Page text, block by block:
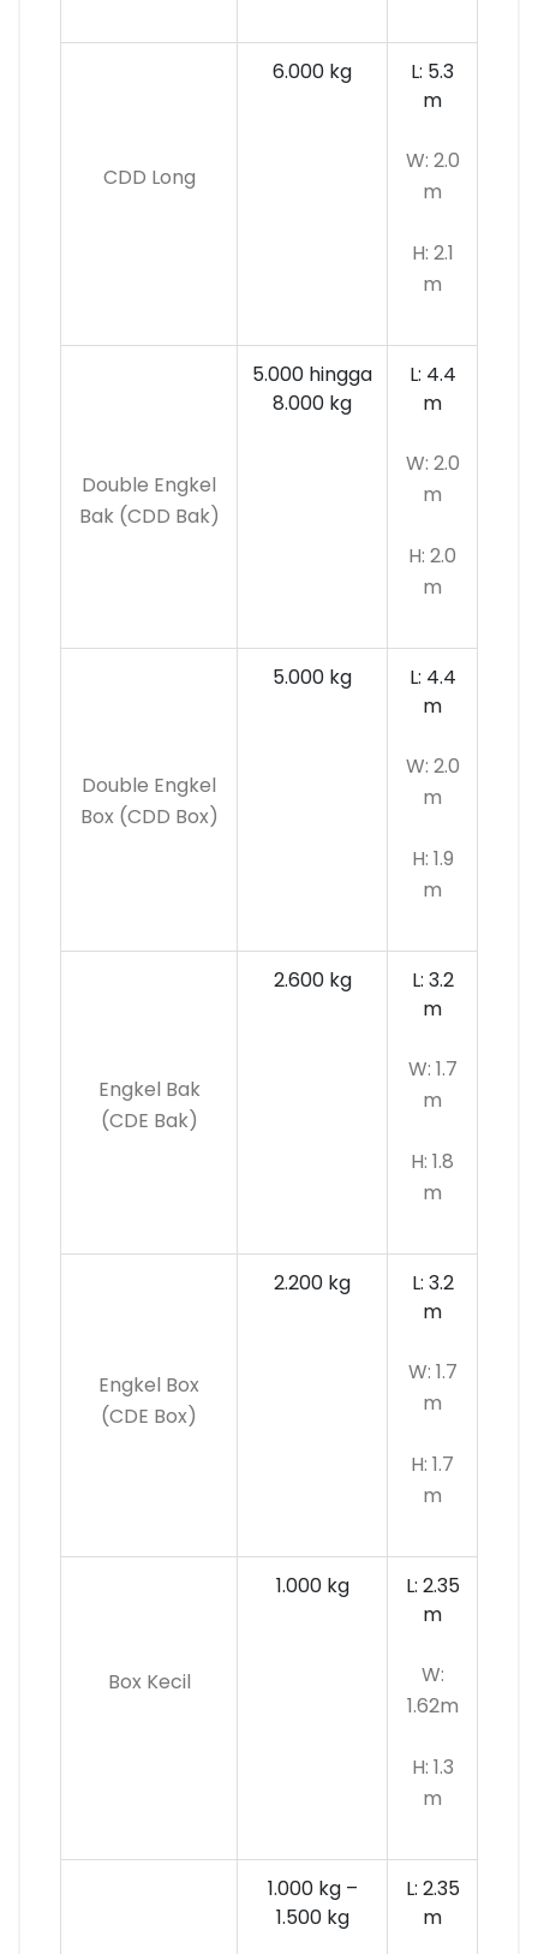
CDD Long
6.000 kg
L: 5.3
m
W: 2.0
m
H: 2.1
m
Double Engkel
Bak (CDD Bak)
5.000 hingga
8.000 kg
L: 4.4
m
W: 2.0
m
H: 2.0
m
Double Engkel
Box (CDD Box)
5.000 kg
L: 4.4
m
W: 2.0
m
H: 1.9
m
Engkel Bak
(CDE Bak)
2.600 kg
L: 3.2
m
W: 1.7
m
H: 1.8
m
Engkel Box
(CDE Box)
2.200 kg
L: 3.2
m
W: 1.7
m
H: 1.7
m
Box Kecil
1.000 kg
L: 2.35
m
W:
1.62m
H: 1.3
m
1.000 kg –
1.500 kg
L: 2.35
m